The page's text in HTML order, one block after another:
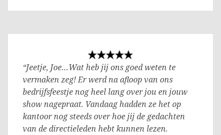
“Jeetje, Joe…Wat heb jij ons goed weten te
vermaken zeg! Er werd na afloop van ons
bedrijfsfeestje nog heel lang over jou en jouw
show nagepraat. Vandaag hadden ze het op
kantoor nog steeds over hoe jij de gedachten
van de directieleden hebt kunnen lezen.